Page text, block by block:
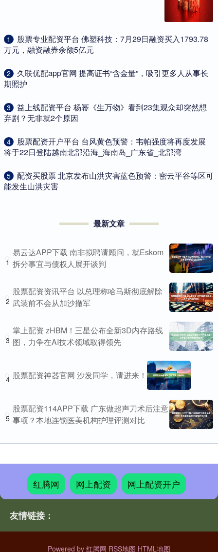
1
​股票专业配资平台 佛塑科技：7月29日融资买入1793.78
万元，融资融券余额5亿元
2
​久联优配app官网 提高证书“含金量”，吸引更多人从事长
期照护
3
​益上线配资平台 杨幂《生万物》看到23集观众却突然想
弃剧？无非就2个原因
4
​股票配资开户平台 台风黄色预警：韦帕强度将再度发展
将于22日登陆越南北部沿海_海南岛_广东省_北部湾
5
​配资买股票 北京发布山洪灾害蓝色预警：密云平谷等区可
能发生山洪灾害
最新文章
1
易云达APP下载 南非拟聘请顾问，就Eskom
拆分事宜与债权人展开谈判
2
股票配资资讯平台 以总理称哈马斯彻底解除
武装前不会从加沙撤军
3
掌上配资 zHBM！三星公布全新3D内存路线
图，力争在AI技术领域取得领先
4 股票配资神器官网 沙发同学，请进来！
5
股票配资114APP下载 广东做超声刀术后注意
事项？本地连锁医美机构护理评测对比
红腾网 网上配资 网上配资开户
友情链接：
Powered by 红腾网 RSS地图 HTML地图